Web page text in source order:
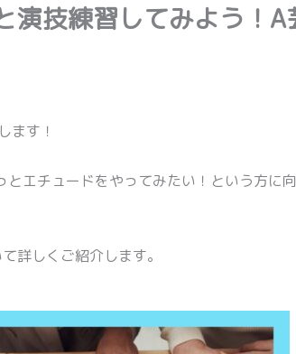
演技練習してみよう！
ます！
エチュードをやってみたい！という方に
詳しくご紹介します。